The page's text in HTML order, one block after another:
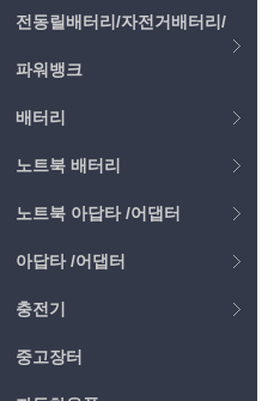
전동릴배터리/자전거배터리/
파워뱅크
배터리
노트북 배터리
노트북 아답타 /어댑터
아답타 /어댑터
충전기
중고장터